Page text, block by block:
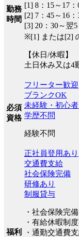
勤務
時間
[1] 8：15～17：
[2] 7：45～16：
[3] 20：30～翌
※[1] または[2]
【休日/休暇】
土日休み又は4
必須
資格
フリーター歓迎
ブランクOK
未経験・初心
学歴不問
経験不問
福利
正社員登用あり
交通費支給
社会保険完備
研修あり
制服貸与
・社会保険完備
・有給休暇制
・通勤交通費